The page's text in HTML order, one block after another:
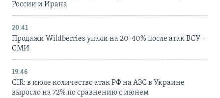
России и Ирана
20:41
Продажи Wildberries упали на 20-40% после атак ВСУ –
СМИ
19:46
CIR: в июле количество атак РФ на АЗС в Украине
выросло на 72% по сравнению с июнем